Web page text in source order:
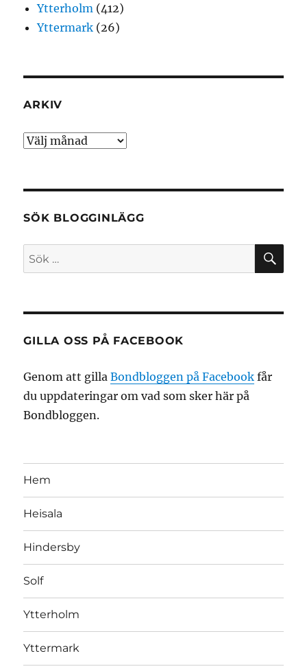
Ytterholm (412)
Yttermark (26)
ARKIV
Arkiv
SÖK BLOGGINLÄGG
Sök
efter:
GILLA OSS PÅ FACEBOOK
Genom att gillaBondbloggen på Facebook får
du uppdateringar om vad som sker här på
Bondbloggen.
Hem
Heisala
Hindersby
Solf
Ytterholm
Yttermark